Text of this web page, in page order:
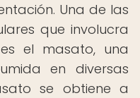
Una de las
que involucra
el masato, una
en diversas
se obtiene a